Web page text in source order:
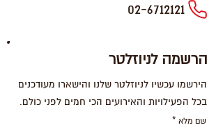
02-6712121
הרשמה לניוזלטר
הירשמו עכשיו לניוזלטר שלנו והישארו מעודכנים
בכל הפעילויות והאירועים הכי חמים לפני כולם.
שם מלא *